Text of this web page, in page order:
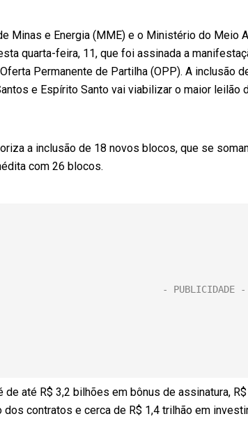
Minas e Energia (MME) e o Ministério do Meio
quarta-feira, 11, que foi assinada a
Permanente de Partilha (OPP). A inclusão
e Espírito Santo vai viabilizar o maior leilão
a inclusão de 18 novos blocos, que se
com 26 blocos.
de até R$ 3,2 bilhões em bônus de assinatura,
dos contratos e cerca de R$ 1,4 trilhão em